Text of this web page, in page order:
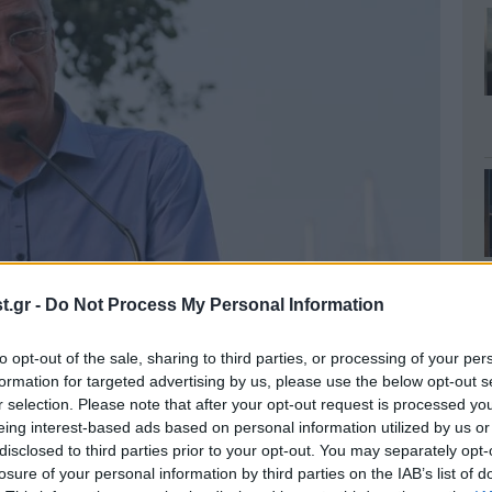
- Do Not Process My Personal Information
opt-out of the sale, sharing to third parties, or processing of your
for targeted advertising by us, please use the below opt-out
selection. Please note that after your opt-out request is processed
interest-based ads based on personal information utilized by us
to third parties prior to your opt-out. You may separately
of your personal information by third parties on the IAB’s list of
την αύξηση των μεταναστευτικών και
Όπως μας επισήμανε ο δήμαρχος, «ο
και μάλιστα σημαντικής για φέτος αλλά τώρα
την οποία όμως θεωρώ πρόσκαιρη διότι δεν
και δεν υπάρχει λόγος να ακυρώσει
είναι σε εξαιρετική κατάσταση. Δεν υπάρχει